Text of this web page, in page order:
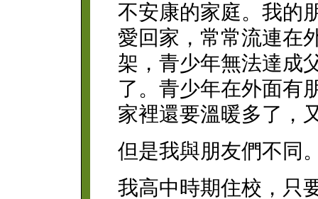
不安康的家庭。我的
愛回家，常常流連在
架，青少年無法達成
了。青少年在外面有
家裡還要溫暖多了，
但是我與朋友們不同
我高中時期住校，只